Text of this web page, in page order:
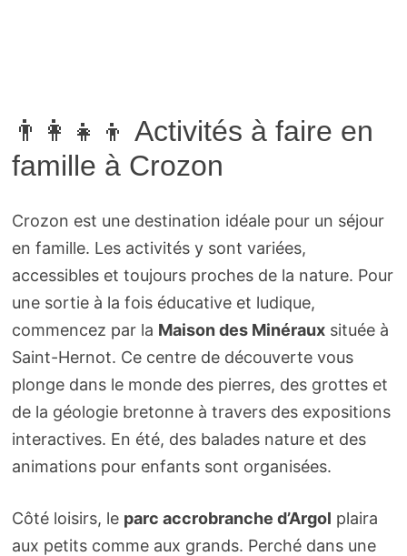
👨‍👩‍👧‍👦 Activités à faire en
famille à Crozon
Crozon est une destination idéale pour un séjour
en famille. Les activités y sont variées,
accessibles et toujours proches de la nature. Pour
une sortie à la fois éducative et ludique,
commencez par la Maison des Minérauxsituée à
Saint-Hernot. Ce centre de découverte vous
plonge dans le monde des pierres, des grottes et
de la géologie bretonne à travers des expositions
interactives. En été, des balades nature et des
animations pour enfants sont organisées.
Côté loisirs, le parc accrobranche d’Argol plaira
aux petits comme aux grands. Perché dans une